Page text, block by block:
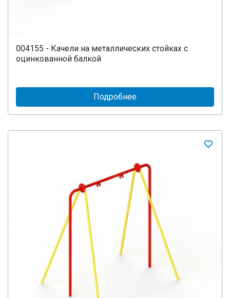
004155 - Качели на металлических стойках с
оцинкованной балкой
Подробнее